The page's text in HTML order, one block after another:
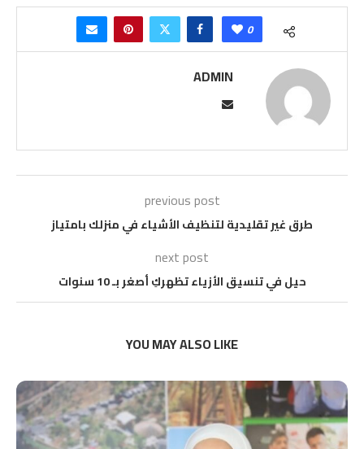
0
ADMIN
previous post
طرق غير تقليدية لتنظيف الأشياء في منزلك بامتياز
next post
حيل في تنسيق الأزياء تظهركِ أصغر بـ 10 سنوات
YOU MAY ALSO LIKE